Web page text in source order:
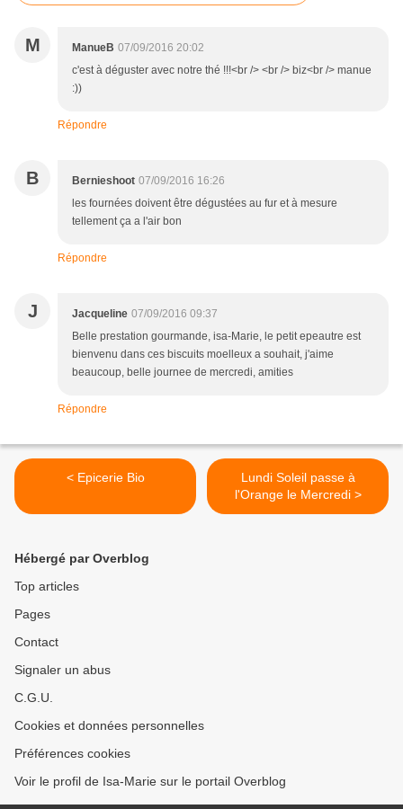
M ManueB 07/09/2016 20:02
c'est à déguster avec notre thé !!!<br /> <br /> biz<br /> manue
:))
Répondre
B Bernieshoot 07/09/2016 16:26
les fournées doivent être dégustées au fur et à mesure
tellement ça a l'air bon
Répondre
J Jacqueline 07/09/2016 09:37
Belle prestation gourmande, isa-Marie, le petit epeautre est
bienvenu dans ces biscuits moelleux a souhait, j'aime
beaucoup, belle journee de mercredi, amities
Répondre
< Epicerie Bio
Lundi Soleil passe à
l'Orange le Mercredi >
Hébergé par Overblog
Top articles
Pages
Contact
Signaler un abus
C.G.U.
Cookies et données personnelles
Préférences cookies
Voir le profil de Isa-Marie sur le portail Overblog